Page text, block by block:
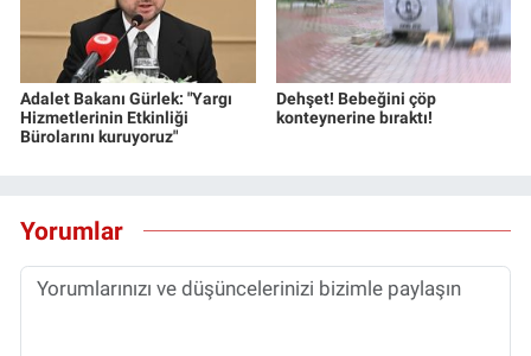
Adalet Bakanı Gürlek: "Yargı
Hizmetlerinin Etkinliği
Bürolarını kuruyoruz"
Dehşet! Bebeğini çöp
konteynerine bıraktı!
Yorumlar